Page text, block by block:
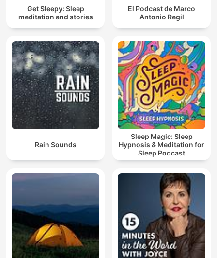
Get Sleepy: Sleep
meditation and stories
El Podcast de Marco
Antonio Regil
Rain Sounds
Sleep Magic: Sleep
Hypnosis & Meditation for
Sleep Podcast